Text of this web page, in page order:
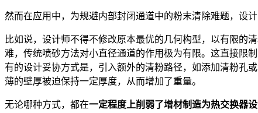
然而在应用中，为规避内部封闭通道中的粉末清除难题，设
比如说，设计师不得不修改原本最优的几何构型，以有限的
难，传统喷砂方法对小直径通道的作用极为有限。这直接限
有的设计妥协方式是，引入额外的清粉路径，如添加清粉孔
薄的壁厚被迫保持一定厚度，从而增加了重量。
无论哪种方式，都在一定程度上削弱了增材制造为热交换器